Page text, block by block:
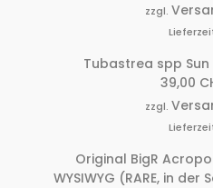
zzgl.
Tubastrea spp
39,00
zzgl.
Original BigR
WYSIWYG (RARE, in der